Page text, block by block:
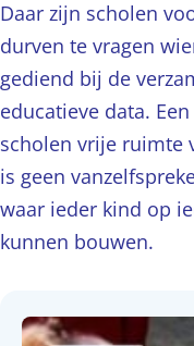
Daar zijn scholen
durven te vragen
gediend bij de
educatieve data.
scholen vrije ruimte
is geen
waar ieder kind op
kunnen bouwen.